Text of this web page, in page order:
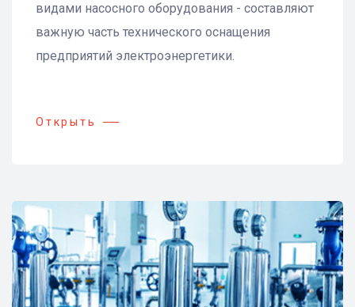
видами насосного оборудования - составляют
важную часть технического оснащения
предприятий электроэнергетики.
Открыть